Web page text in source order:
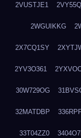
2VUSTJE1
2WGUIKKG
2X7CQ1SY
2YV3O361
30W729OG
32MATDBP
33T04ZZ0